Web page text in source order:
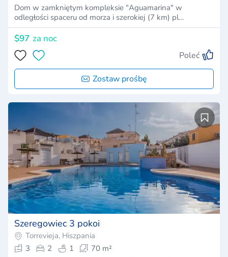
Dom w zamkniętym kompleksie "Aguamarina" w
odległości spaceru od morza i szerokiej (7 km) pl…
$97 za noc
Poleć
Zostaw prośbę
Szeregowiec 3 pokoi
Torrevieja, Hiszpania
3
2 1
70 m²